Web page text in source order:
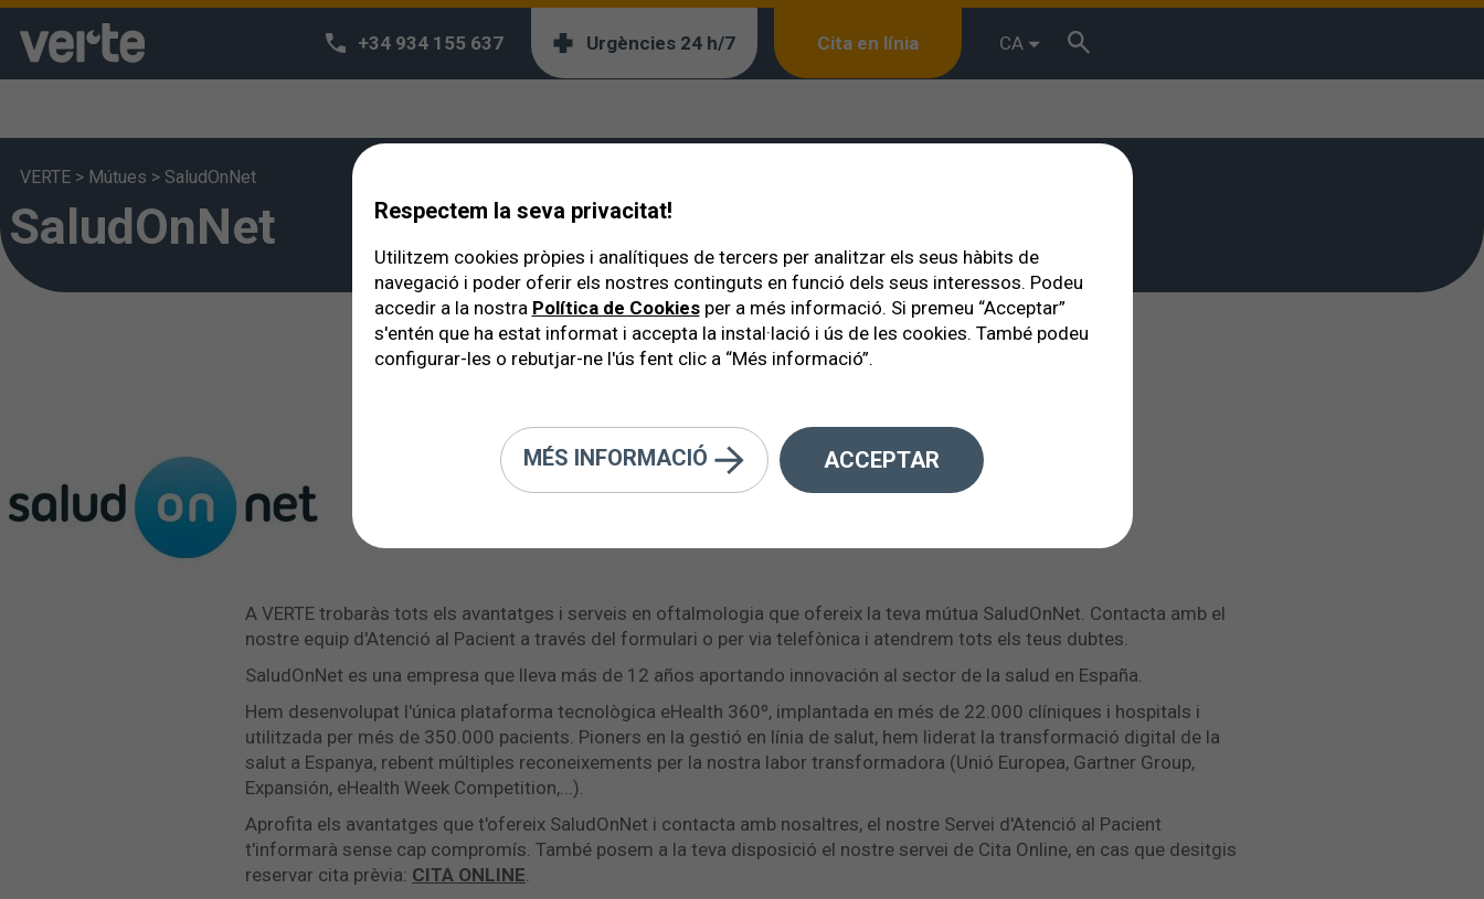
+34 934 155 637 Urgències 24 h/7 Cita en línia CA
VERTE > Mútues > SaludOnNet
SaludOnNet
A VERTE trobaràs tots els avantatges i serveis en oftalmologia que ofereix la teva mútua SaludOnNet. Contacta amb el
nostre equip d'Atenció al Pacient a través del formulari o per via telefònica i atendrem tots els teus dubtes.
SaludOnNet es una empresa que lleva más de 12 años aportando innovación al sector de la salud en España.
Hem desenvolupat l'única plataforma tecnològica eHealth 360º, implantada en més de 22.000 clíniques i hospitals i
utilitzada per més de 350.000 pacients. Pioners en la gestió en línia de salut, hem liderat la transformació digital de la
salut a Espanya, rebent múltiples reconeixements per la nostra labor transformadora (Unió Europea, Gartner Group,
Expansión, eHealth Week Competition,...).
Aprofita els avantatges que t'ofereix SaludOnNet i contacta amb nosaltres, el nostre Servei d'Atenció al Pacient
t'informarà sense cap compromís. També posem a la teva disposició el nostre servei de Cita Online, en cas que desitgis
reservar cita prèvia: CITA ONLINE.
Respectem la seva privacitat!
Utilitzem cookies pròpies i analítiques de tercers per analitzar els seus hàbits de
navegació i poder oferir els nostres continguts en funció dels seus interessos. Podeu
accedir a la nostra Política de Cookiesper a més informació. Si premeu “Acceptar”
s'entén que ha estat informat i accepta la instal·lació i ús de les cookies. També podeu
configurar-les o rebutjar-ne l'ús fent clic a “Més informació”.
MÉS INFORMACIÓ ACCEPTAR